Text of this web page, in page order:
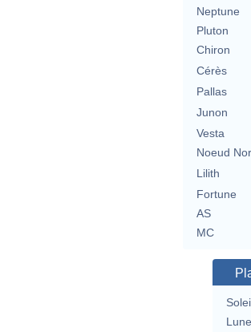
Neptune
Pluton
Chiron
Cérès
Pallas
Junon
Vesta
Noeud
Lilith
Fortune
AS
MC
Lune